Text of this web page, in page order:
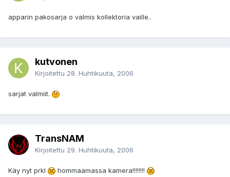
apparin pakosarja o valmis kollektoria vaille..
kutvonen
Kirjoitettu 28. Huhtikuuta, 2006
sarjat valmiit.
TransNAM
Kirjoitettu 29. Huhtikuuta, 2006
Käy nyt prkl hommaamassa kamera!!!!!!!!